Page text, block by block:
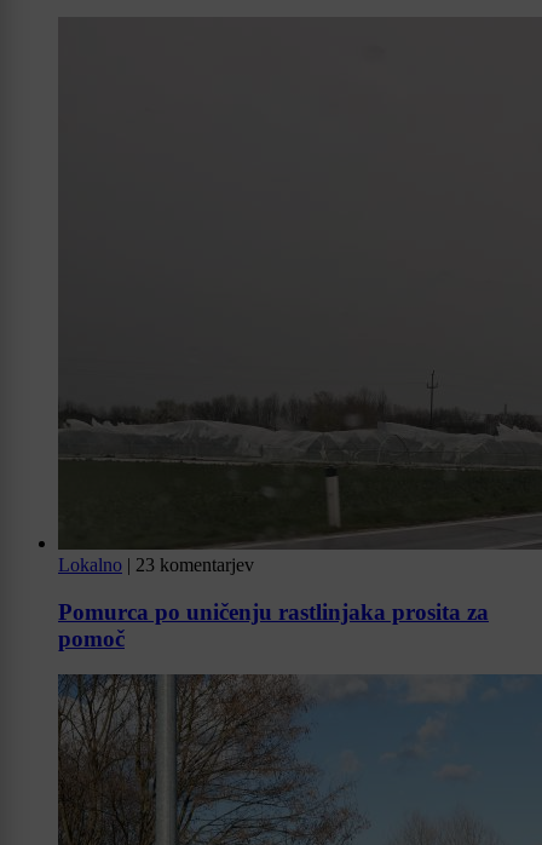
Lokalno | 23 komentarjev
Pomurca po uničenju rastlinjaka prosita za
pomoč